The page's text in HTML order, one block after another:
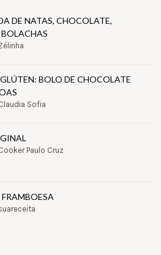
DE NATAS, CHOCOLATE,
BOLO DE CHOCOLATE
Sofia
Paulo Cruz